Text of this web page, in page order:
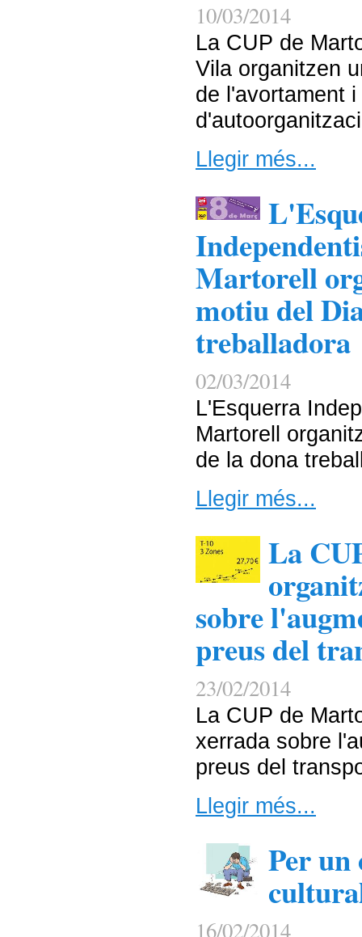
10/03/2014
La CUP de
Vila organitzen
de l'avortament
Llegir més...
Martorell
motiu del
treballadora
02/03/2014
L'Esquerra
Martorell
de la dona
Llegir més...
La
sobre
preus del
23/02/2014
La CUP de
xerrada sobre
preus del
Llegir més...
Per un
16/02/2014